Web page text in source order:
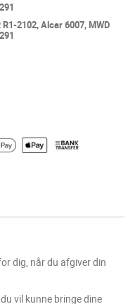
R1-2102, Alcar 6007, MWD
dig, når du afgiver din
du vil kunne bringe dine